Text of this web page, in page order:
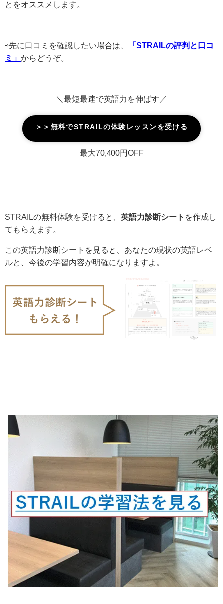
とをオススメします。
⇨先に口コミを確認したい場合は、
「STRAILの評判と口コ
ミ」 からどうぞ。
＼最短最速で英語力を伸ばす／
＞＞無料でSTRAILの体験レッスンを受ける
最大70,400円OFF
STRAILの無料体験を受けると、 英語力診断シート を作成し
てもらえます。
この英語力診断シートを見ると、あなたの現状の英語レベ
ルと、今後の学習内容が明確になりますよ。